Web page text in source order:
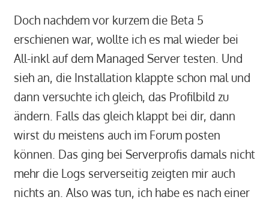
Doch nachdem vor kurzem die Beta 5
erschienen war, wollte ich es mal wieder bei
All-inkl auf dem Managed Server testen. Und
sieh an, die Installation klappte schon mal und
dann versuchte ich gleich, das Profilbild zu
ändern. Falls das gleich klappt bei dir, dann
wirst du meistens auch im Forum posten
können. Das ging bei Serverprofis damals nicht
mehr die Logs serverseitig zeigten mir auch
nichts an. Also was tun, ich habe es nach einer